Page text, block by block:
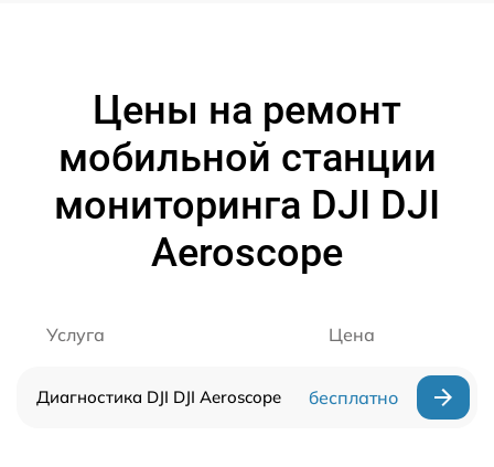
Цены на ремонт
мобильной станции
мониторинга DJI DJI
Aeroscope
Услуга Цена
Диагностика DJI DJI Aeroscope бесплатно